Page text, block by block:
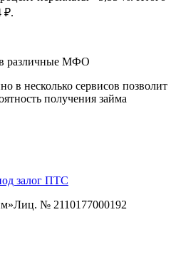
₽.
в различные МФО
в несколько сервисов позволит
получения займа
залог ПТС
Лиц. № 2110177000192